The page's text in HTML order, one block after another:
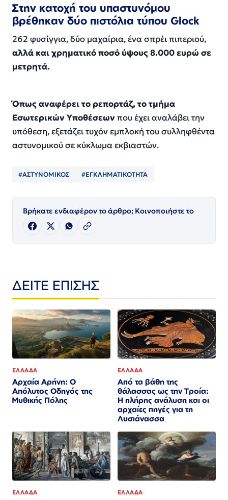
Στην κατοχή του υπαστυνόμου
βρέθηκαν δύο πιστόλια τύπου Glock
262 φυσίγγια, δύο μαχαίρια, ένα σπρέι πιπεριού,
αλλά και χρηματικό ποσό ύψους 8.000 ευρώ σε
μετρητά.
Όπως αναφέρει το ρεπορτάζ, το τμήμα
Εσωτερικών Υποθέσεωνπου έχει αναλάβει την
υπόθεση, εξετάζει τυχόν εμπλοκή του συλληφθέντα
αστυνομικού σε κύκλωμα εκβιαστών.
#ΑΣΤΥΝΟΜΙΚΟΣ #ΕΓΚΛΗΜΑΤΙΚΟΤΗΤΑ
Βρήκατε ενδιαφέρον το άρθρο; Κοινοποιήστε το
ΔΕΙΤΕ ΕΠΙΣΗΣ
ΕΛΛΑΔΑ
Αρχαία Αρήνη: Ο
Απόλυτος Οδηγός της
Μυθικής Πόλης
ΕΛΛΑΔΑ
Από τα βάθη της
θάλασσας ως την Τροία:
Η πλήρης ανάλυση και οι
αρχαίες πηγές για τη
Λυσιάνασσα
ΕΛΛΑΔΑ ΕΛΛΑΔΑ